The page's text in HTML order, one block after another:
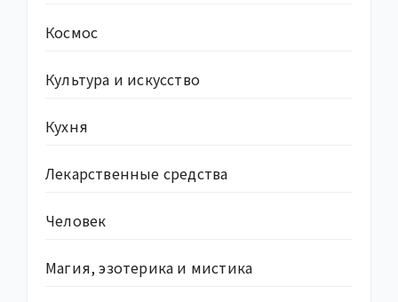
Космос
Культура и искусство
Кухня
Лекарственные средства
Человек
Магия, эзотерика и мистика